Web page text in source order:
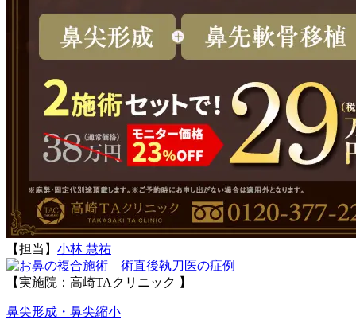
【担当】 小林 慧祐
執刀医の症例
【実施院：高崎TAクリニック 】
鼻尖形成・鼻尖縮小